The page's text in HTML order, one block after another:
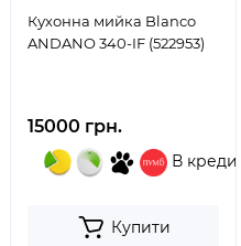
Кухонна мийка Blanco
ANDANO 340-IF (522953)
15000 грн.
В кредит
Купити